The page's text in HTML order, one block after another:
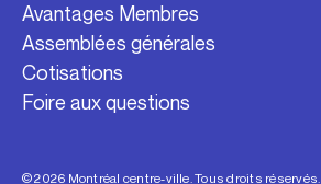
Avantages Membres
Assemblées générales
Cotisations
Foire aux questions
© 2026 Montréal centre-ville. Tous droits réservés.